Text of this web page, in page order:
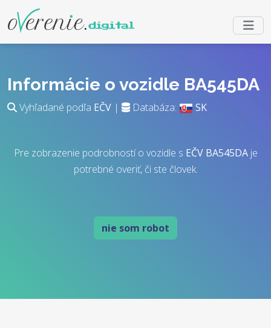
Informácie o vozidle BA545DA
Vyhľadané podľa EČV | Databáza: SK
Pre zobrazenie podrobností o vozidle s EČV BA545DAje
potrebné overiť, či ste človek.
nie som robot